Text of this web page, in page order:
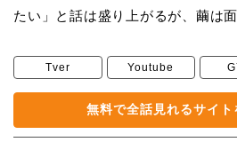
たい」と話は盛り上がるが、繭は面
Tver Youtube
無料で全話見れるサイト